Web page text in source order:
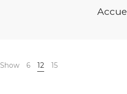
Show 6 12 15